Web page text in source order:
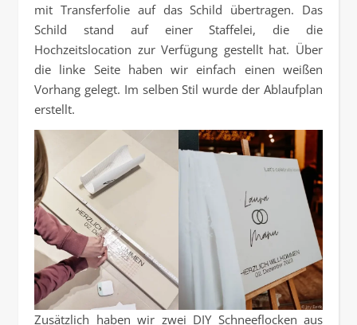
mit Transferfolie auf das Schild übertragen. Das
Schild stand auf einer Staffelei, die die
Hochzeitslocation zur Verfügung gestellt hat. Über
die linke Seite haben wir einfach einen weißen
Vorhang gelegt. Im selben Stil wurde der Ablaufplan
erstellt.
Zusätzlich haben wir zwei DIY Schneeflocken aus